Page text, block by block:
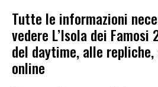
Tutte le informazioni
vedere L’Isola dei Famosi
del daytime, alle
online